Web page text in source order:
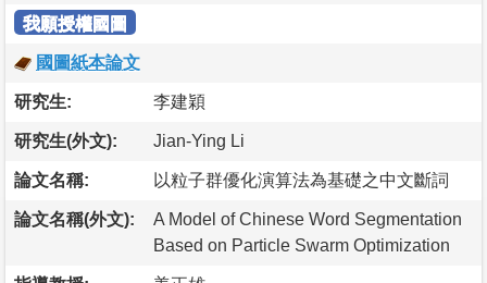
我願授權國圖
國圖紙本論文
研究生: 李建穎
研究生(外文): Jian-Ying Li
論文名稱: 以粒子群優化演算法為基礎之中文斷詞
論文名稱(外文):
A Model of Chinese Word Segmentation
Based on Particle Swarm Optimization